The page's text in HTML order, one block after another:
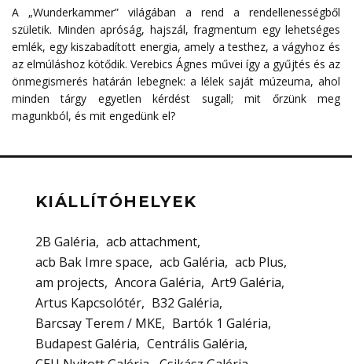
A „Wunderkammer” világában a rend a rendellenességből
születik. Minden apróság, hajszál, fragmentum egy lehetséges
emlék, egy kiszabadított energia, amely a testhez, a vágyhoz és
az elmúláshoz kötődik. Verebics Ágnes művei így a gyűjtés és az
önmegismerés határán lebegnek: a lélek saját múzeuma, ahol
minden tárgy egyetlen kérdést sugall; mit őrzünk meg
magunkból, és mit engedünk el?
KIÁLLÍTÓHELYEK
2B Galéria
acb attachment
acb Bak Imre space
acb Galéria
acb Plus
am projects
Ancora Galéria
Art9 Galéria
Artus Kapcsolótér
B32 Galéria
Barcsay Terem / MKE
Bartók 1 Galéria
Budapest Galéria
Centrális Galéria